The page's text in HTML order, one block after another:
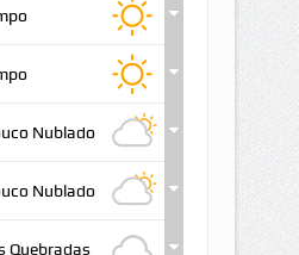
Nublado
Nublado
Quebradas